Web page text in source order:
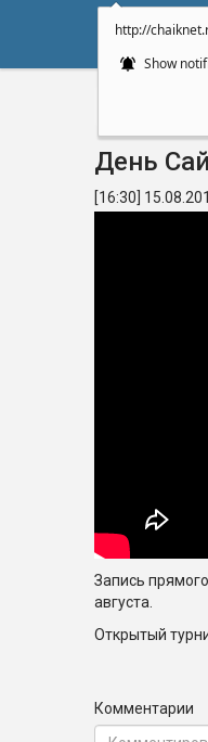
http://
Show
День
[16:30]
Запись
августа.
Открытый
Комментарии